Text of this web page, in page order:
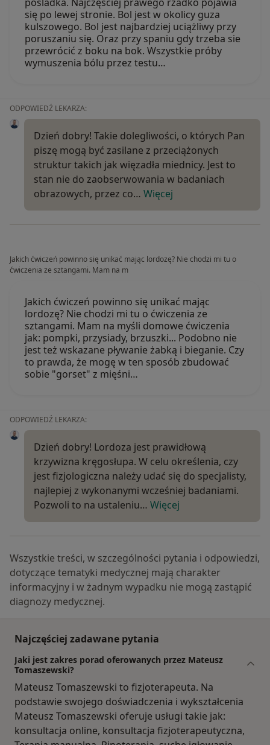
się po lewej stronie. Bol jest w okolicy guza
kulszowego. Bol jest najbardziej uciążliwy przy
poruszaniu się. Oraz przy spaniu gdy trzeba sie
przewrócić z boku na bok. Wszystkie próby
wymuszenia bólu przez testu…
ODPOWIEDŹ LEKARZA:
Dzień dobry! Takie dolegliwości, o których Pan
piszę mogą być zasilane z przeciążonych
struktur takich jak więzadła miednicy. Jest to
stan nie do zaobserwowania w badaniach
obrazowych, przez co… Więcej
Jakich ćwiczeń powinno się unikać mając lordozę? Nie chodzi mi tu o
ćwiczenia ze sztangami. Mam na m
Jakich ćwiczeń powinno się unikać mając
lordozę? Nie chodzi mi tu o ćwiczenia ze
sztangami. Mam na myśli domowe ćwiczenia
jak: pompki, przysiady, brzuszki... Podobno nie
jest też wskazane pływanie żabką i bieganie. Czy
to prawda, że mogę w ten sposób zbudować
sobie "gorset" z mięśni…
ODPOWIEDŹ LEKARZA:
Dzień dobry! Lordoza jest prawidłową
krzywizna kręgosłupa. W celu określenia, czy
jest fizjologiczna należy udać się do specjalisty,
najlepiej z wykonanymi wcześniej badaniami.
Pozwoli to na ustaleniu… Więcej
Wszystkie treści, w szczególności pytania i odpowiedzi,
dotyczące tematyki medycznej mają charakter
informacyjny i w żadnym wypadku nie mogą zastąpić
diagnozy medycznej.
Najczęściej zadawane pytania
Jaki jest zakres porad oferowanych przez Mateusz
Tomaszewski?
Mateusz Tomaszewski to fizjoterapeuta. Na
podstawie swojego doświadczenia i wykształcenia
Mateusz Tomaszewski oferuje usługi takie jak:
konsultacja online, konsultacja fizjoterapeutyczna,